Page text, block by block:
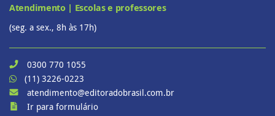
Atendimento | Escolas e professores
(seg. a sex., 8h às 17h)
0300 770 1055
(11) 3226-0223
atendimento@editoradobrasil.com.br
Ir para formulário